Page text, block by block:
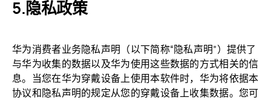
隐私政策
华为消费者业务隐私声明（以下简称“隐私声明”）提供了
与华为收集的数据以及华为使用这些数据的方式相关的信
息。当您在华为穿戴设备上使用本软件时，华为将依据本
协议和隐私声明的规定从您的穿戴设备上收集数据。您可